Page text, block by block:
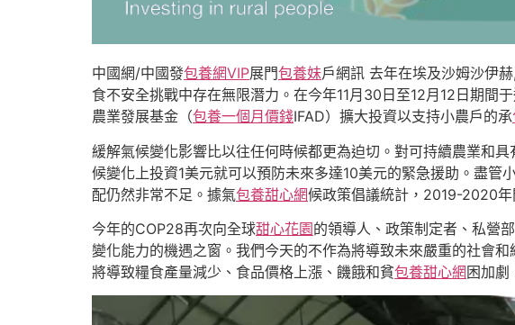
中國網/中國發包養網VIP展門包養妹戶網訊 去年在埃及沙姆沙伊
食不安全挑戰中存在無限潛力。在今年11月30日至12月12日期間
農業發展基金（包養一個月價錢IFAD）擴大投資以支持小農戶的承
緩解氣候變化影響比以往任何時候都更為迫切。對可持續農業和
候變化上投資1美元就可以預防未來多達10美元的緊急援助。盡
配仍然非常不足。據氣包養甜心網候政策倡議統計，2019-2020年
今年的COP28再次向全球甜心花園的領導人、政策制定者、私營
變化能力的機遇之窗。我們今天的不作為將導致未來嚴重的社會
將導致糧食產量減少、食品價格上漲、饑餓和貧包養甜心網困加劇